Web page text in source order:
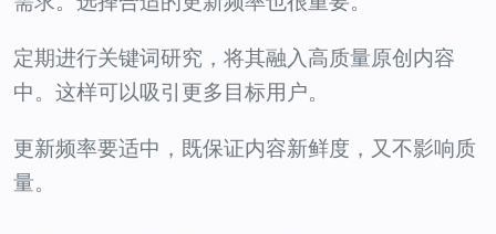
定期进行关键词研究，将其融入高质量原创内容
中。这样可以吸引更多目标用户。
更新频率要适中，既保证内容新鲜度，又不影响质
量。